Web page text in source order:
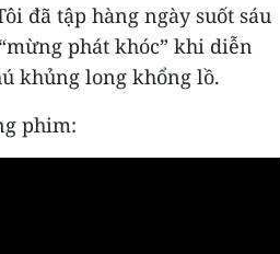
đã tập hàng ngày suốt sáu
phát khóc” khi diễn
khủng long khổng lồ.
phim: